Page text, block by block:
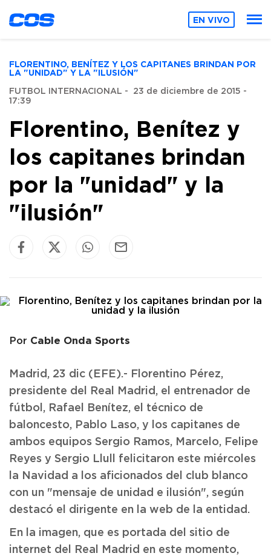
EN VIVO
FLORENTINO, BENÍTEZ Y LOS CAPITANES BRINDAN POR
LA "UNIDAD" Y LA "ILUSIÓN"
FUTBOL INTERNACIONAL - 23 de diciembre de 2015 -
17:39
Florentino, Benítez y
los capitanes brindan
por la "unidad" y la
"ilusión"
Por Cable Onda Sports
Madrid, 23 dic (EFE).- Florentino Pérez,
presidente del Real Madrid, el entrenador de
fútbol, Rafael Benítez, el técnico de
baloncesto, Pablo Laso, y los capitanes de
ambos equipos Sergio Ramos, Marcelo, Felipe
Reyes y Sergio Llull felicitaron este miércoles
la Navidad a los aficionados del club blanco
con un "mensaje de unidad e ilusión", según
destacó el dirigente en la web de la entidad.
En la imagen, que es portada del sitio de
internet del Real Madrid en este momento,